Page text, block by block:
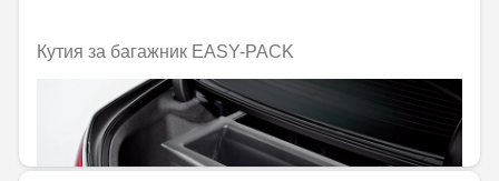
Кутия за багажник EASY-PACK
Не е налично онлайн
415,57 € / 812,79 лв.